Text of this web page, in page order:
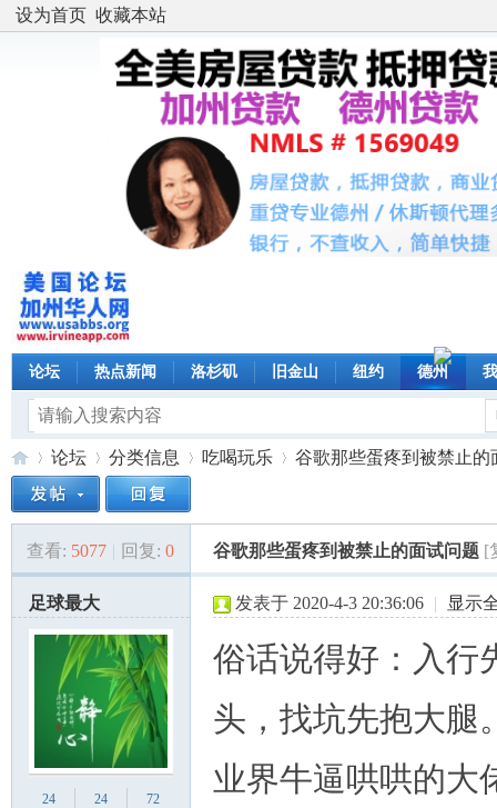
设为首页 收藏本站
论坛 热点新闻 洛杉矶 旧金山 纽约 德州
美»
论坛
›
分类信息 吃喝玩乐
›
谷歌那些蛋疼到被禁止的
查看: 5077 | 回复: 0 谷歌那些蛋疼到被禁止的面试问题 [
足球最大
24
24
72
发表于 2020-4-3 20:36:06 | 显示
俗话说得好：入行
头，找坑先抱大腿
业界牛逼哄哄的大